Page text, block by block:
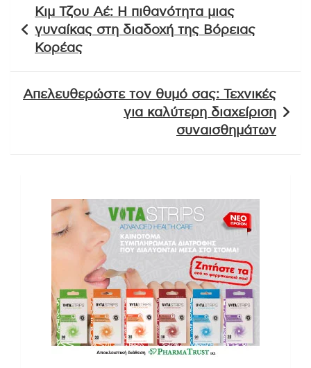
άρθρων
Κιμ Τζου Αέ: Η πιθανότητα μιας
γυναίκας στη διαδοχή της Βόρειας
Κορέας
Απελευθερώστε τον θυμό σας: Τεχνικές
για καλύτερη διαχείριση
συναισθημάτων